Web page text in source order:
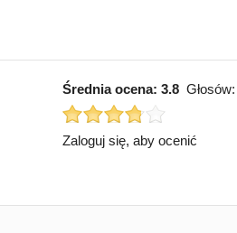
Średnia ocena: 3.8 Głosów:
Zaloguj się, aby ocenić